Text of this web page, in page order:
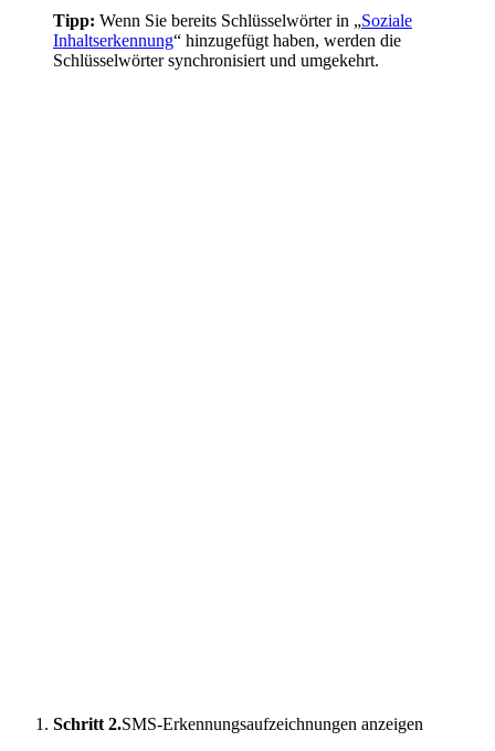
Tipp: Wenn Sie bereits Schlüsselwörter in „Soziale
Inhaltserkennung“ hinzugefügt haben, werden die
Schlüsselwörter synchronisiert und umgekehrt.
Schritt 2.SMS-Erkennungsaufzeichnungen anzeigen